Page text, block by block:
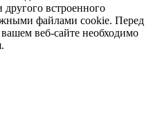
встроенного
файлами cookie. Перед
веб-сайте необходимо